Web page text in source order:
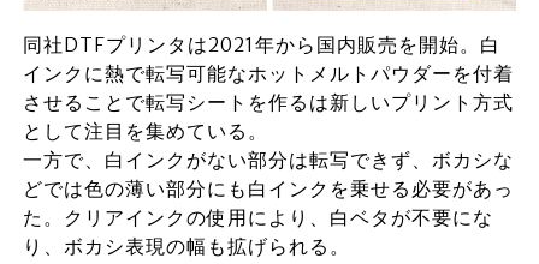
同社DTFプリンタは2021年から国内販売を開始。白
インクに熱で転写可能なホットメルトパウダーを付着
させることで転写シートを作るは新しいプリント方式
として注目を集めている。
一方で、白インクがない部分は転写できず、ボカシな
どでは色の薄い部分にも白インクを乗せる必要があっ
た。クリアインクの使用により、白ベタが不要にな
り、ボカシ表現の幅も拡げられる。